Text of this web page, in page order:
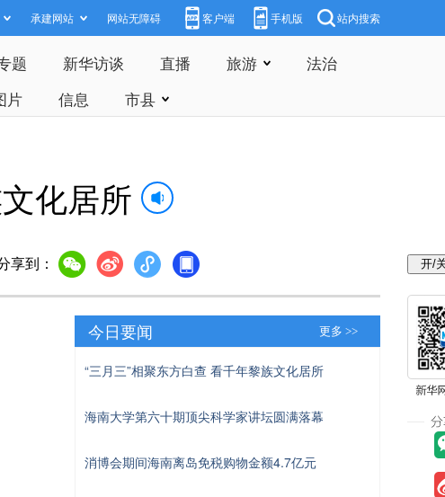
承建网站 网站无障碍 客户端 手机版 站内搜索
题 新华访谈 直播 旅游
法治
片 信息 市县
化居所
享到：
今日要闻 更多 >>
“三月三”相聚东方白查 看千年黎族文化居所
海南大学第六十期顶尖科学家讲坛圆满落幕
消博会期间海南离岛免税购物金额4.7亿元